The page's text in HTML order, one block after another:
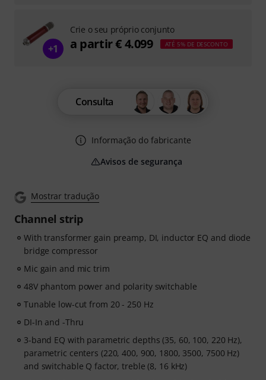
Mostrar tradução
Channel strip
With transformer gain preamp, DI, inductor EQ and diode
bridge compressor
Mic gain and mic trim
48V phantom power and polarity switchable
Tunable low-cut from 20 - 250 Hz
DI-In and -Thru
3-band EQ with parametric depths (35, 60, 100, 220 Hz),
parametric centers (220, 400, 900, 1800, 3500, 7500 Hz)
and switchable Q factor, treble (8, 16 kHz)
Consulta
Informação do fabricante
Avisos de segurança
+1
Crie o seu próprio conjunto
a partir € 4.099 ATÉ 5% DE DESCONTO